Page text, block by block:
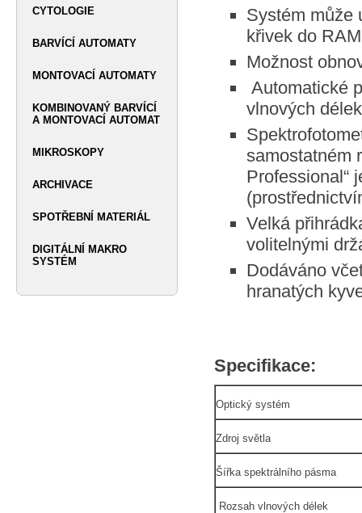
Systém může
křivek do
Možnost
Automatické
vlnových
samostatném
Professional“
Velká
volitelnými
Dodáváno
hranatých
Specifikace:
Optický systém
Zdroj světla
Šířka spektrálního pásma
Rozsah vlnových délek
CYTOLOGIE
BARVÍCÍ AUTOMATY
MONTOVACÍ AUTOMATY
KOMBINOVANÝ BARVÍCÍ
A MONTOVACÍ AUTOMAT
MIKROSKOPY
ARCHIVACE
SPOTŘEBNÍ MATERIÁL
DIGITÁLNÍ MAKRO
SYSTÉM